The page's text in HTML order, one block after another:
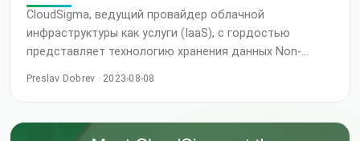
CloudSigma, ведущий провайдер облачной
инфраструктуры как услуги (IaaS), с гордостью
представляет технологию хранения данных Non-
Volatile Memory Express (NVMe) в своих облачных
предоставлять первоклассную производительность и
Preslav Dobrev · 2023-08-08